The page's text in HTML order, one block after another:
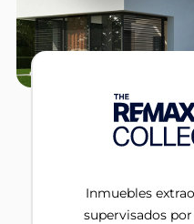
Inmuebles
supervisados